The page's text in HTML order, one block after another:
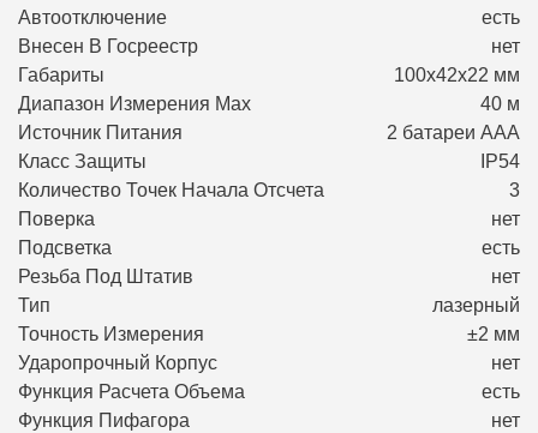
Автоотключение
есть
Внесен В Госреестр
нет
Габариты
100х42х22 мм
Диапазон Измерения Max
40 м
Источник Питания
2 батареи ААA
Класс Защиты
IP54
Количество Точек Начала Отсчета
3
Поверка
нет
Подсветка
есть
Резьба Под Штатив
нет
Тип
лазерный
Точность Измерения
±2 мм
Ударопрочный Корпус
нет
Функция Расчета Объема
есть
Функция Пифагора
нет